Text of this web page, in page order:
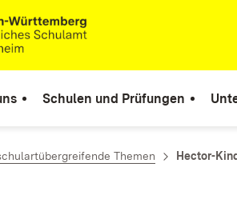
Schulen und Prüfungen
Themen Hector-